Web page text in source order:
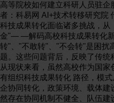
高等院校如何建立科研人员驻
者：科易网 AI+技术转移研究院
科技成果转化面临诸多挑战，从
金"— —解码高校科技成果转化
转"、"不敢转"、"不会转"是困扰
题。这些问题背后，反映了传统
从现状来看，虽然高校作为国
有组织科技成果转化 路径，模
企协同转化，政策环境、载体建
然存在协同机制不健全、队伍建